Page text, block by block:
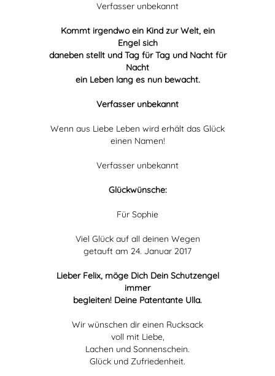
Verfasser unbekannt
Kommt irgendwo ein Kind zur Welt, ein
Engel sich
daneben stellt und Tag für Tag und Nacht für
Nacht
ein Leben lang es nun bewacht.
Verfasser unbekannt
Wenn aus Liebe Leben wird erhält das Glück
einen Namen!
Verfasser unbekannt
Glückwünsche:
Für Sophie
Viel Glück auf all deinen Wegen
getauft am 24. Januar 2017
Lieber Felix, möge Dich Dein Schutzengel
immer
begleiten! Deine Patentante Ulla.
Wir wünschen dir einen Rucksack
voll mit Liebe,
Lachen und Sonnenschein.
Glück und Zufriedenheit.